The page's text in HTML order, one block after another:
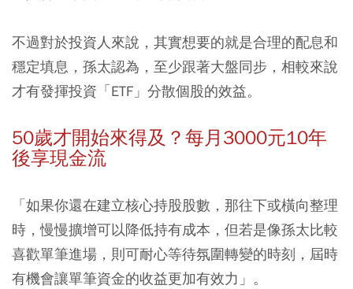
不過對於投資人來說，其實想要的就是合理的配息和
穩定填息，孫太認為，至少跟著大盤同步，相較來說
才有發揮投資「ETF」分散個股的效益。
50歲才開始來得及？每月3000元10年
後享現金流
「如果你還在建立核心持股股數，那往下或橫向整理
時，慢慢擴增可以降低持有成本，但若是像孫太比較
喜歡單筆進場，則可耐心等待氛圍轉變的時刻，屆時
有機會讓單筆資金的收益更加有效力」。